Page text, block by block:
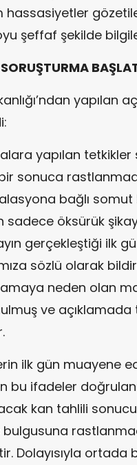
hassasiyetler
şeffaf şekilde
yapılan
yapılan
sonuca
bağlı somut
sadece öksürük
gerçekleştiği ilk
sözlü olarak
neden olan
ve
ilk gün muayene
bu ifadeler
kan tahlili
Dolayısıyla ortada